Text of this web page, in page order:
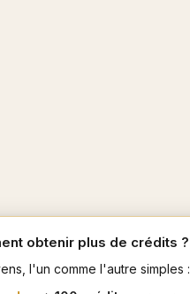
obtenir plus de crédits ?
l'un comme l'autre simples :